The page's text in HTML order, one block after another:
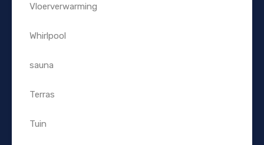
Vloerverwarming
Whirlpool
sauna
Terras
Tuin